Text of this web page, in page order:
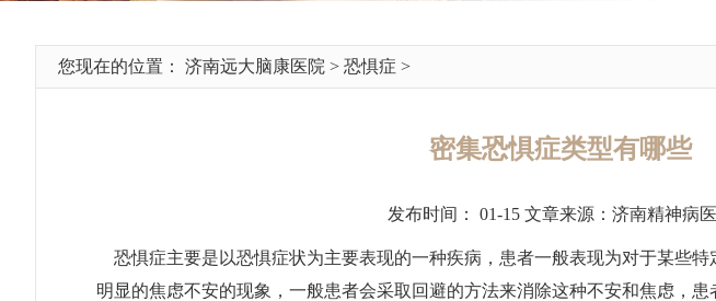
您现在的位置： 济南远大脑康医院 > 恐惧症 >
密集恐惧症类型有哪些
发布时间： 01-15 文章来源： 济南精神病
恐惧症主要是以恐惧症状为主要表现的一种疾病，患者一般表现为对于某些
明显的焦虑不安的现象，一般患者会采取回避的方法来消除这种不安和焦虑，